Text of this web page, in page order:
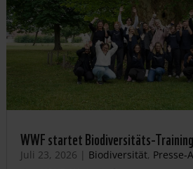
WWF startet Biodiversitäts-
Juli 23, 2026 | Biodiversität, Presse-